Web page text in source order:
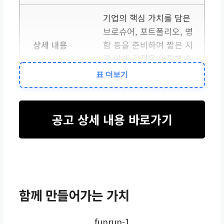
기업의 핵심 가치를 담은
브로슈어, 포트폴리오, 명
함 등을 준비하여 짧은 시
간 안에 강점을 어필하세
요.
공공조달 규정 숙지
나라장터와 같은 공공조
달 플랫폼에 대한 기본적
표 더보기
공고 상세 내용 바로가기
함께 만들어가는 가치